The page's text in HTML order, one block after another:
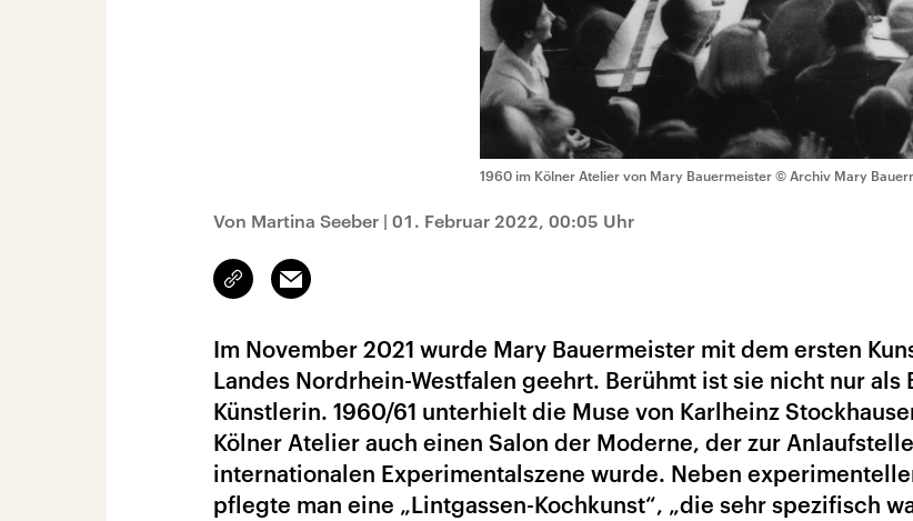
1960 im Kölner Atelier von Mary Bauermeister © Archiv Mary
Von Martina Seeber | 01. Februar 2022, 00:05 Uhr
Link
kopieren/teilen
Email
Im November 2021 wurde Mary Bauermeister mit dem ersten
Landes Nordrhein-Westfalen geehrt. Berühmt ist sie nicht nur als
Künstlerin. 1960/61 unterhielt die Muse von Karlheinz
Kölner Atelier auch einen Salon der Moderne, der zur
internationalen Experimentalszene wurde. Neben
pflegte man eine „Lintgassen-Kochkunst“, „die sehr spezifisch